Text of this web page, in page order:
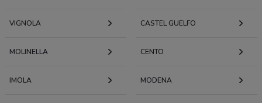
VIGNOLA CASTEL GUELFO
MOLINELLA CENTO
IMOLA MODENA